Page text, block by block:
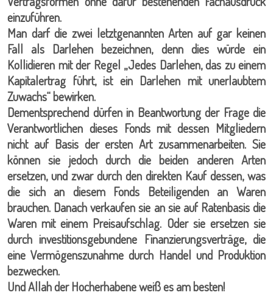
einzuführen.
Man darf die zwei letztgenannten Arten auf gar keinen
Fall als Darlehen bezeichnen, denn dies würde ein
Kollidieren mit der Regel „Jedes Darlehen, das zu einem
Kapitalertrag führt, ist ein Darlehen mit unerlaubtem
Zuwachs“ bewirken.
Dementsprechend dürfen in Beantwortung der Frage die
Verantwortlichen dieses Fonds mit dessen Mitgliedern
nicht auf Basis der ersten Art zusammenarbeiten. Sie
können sie jedoch durch die beiden anderen Arten
ersetzen, und zwar durch den direkten Kauf dessen, was
die sich an diesem Fonds Beteiligenden an Waren
brauchen. Danach verkaufen sie an sie auf Ratenbasis die
Waren mit einem Preisaufschlag. Oder sie ersetzen sie
durch investitionsgebundene Finanzierungsverträge, die
eine Vermögenszunahme durch Handel und Produktion
bezwecken.
Und Allah der Hocherhabene weiß es am besten!